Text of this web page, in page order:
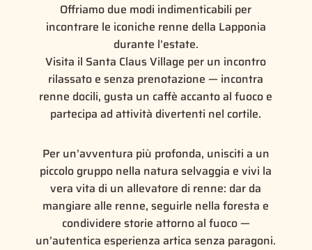
Offriamo due modi indimenticabili per
incontrare le iconiche renne della Lapponia
durante l’estate.
Visita il Santa Claus Village per un incontro
rilassato e senza prenotazione — incontra
renne docili, gusta un caffè accanto al fuoco e
partecipa ad attività divertenti nel cortile.
Per un’avventura più profonda, unisciti a un
piccolo gruppo nella natura selvaggia e vivi la
vera vita di un allevatore di renne: dar da
mangiare alle renne, seguirle nella foresta e
condividere storie attorno al fuoco —
un’autentica esperienza artica senza paragoni.